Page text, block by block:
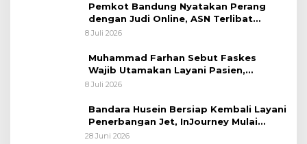
Pemkot Bandung Nyatakan Perang
dengan Judi Online, ASN Terlibat
Terancam Dipecat Tidak Hormat
8 Juli 2026
Muhammad Farhan Sebut Faskes
Wajib Utamakan Layani Pasien,
Penolakan akan Berujung Sanksi Tegas
8 Juli 2026
Bandara Husein Bersiap Kembali Layani
Penerbangan Jet, InJourney Mulai
Tahap Optimalisasi
28 Juni 2026